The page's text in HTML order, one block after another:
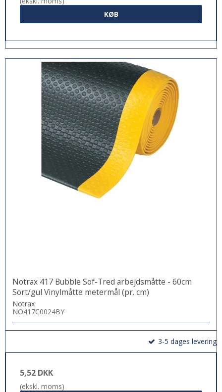
KØB
Notrax 417 Bubble Sof-Tred arbejdsmåtte - 60cm
Sort/gul Vinylmåtte metermål (pr. cm)
Notrax
NO417C0024BY
3-5 dages levering
5,52 DKK
(ekskl. moms)